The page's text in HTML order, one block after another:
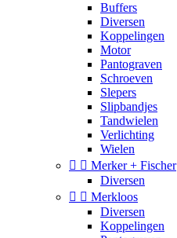
Buffers
Diversen
Koppelingen
Motor
Pantograven
Schroeven
Slepers
Slipbandjes
Tandwielen
Verlichting
Wielen
  Merker + Fischer
Diversen
  Merkloos
Diversen
Koppelingen